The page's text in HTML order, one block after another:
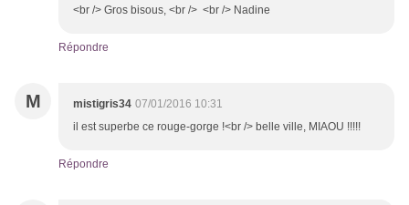
<br /> Gros bisous, <br /> <br /> Nadine
Répondre
M mistigris34 07/01/2016 10:31
il est superbe ce rouge-gorge !<br /> belle ville, MIAOU !!!!!
Répondre